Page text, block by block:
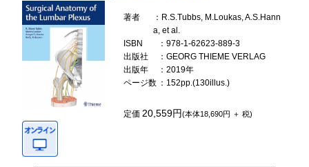
著者
：R.S.Tubbs, M.Loukas, A.S.Hann
a, et al.
ISBN
：978-1-62623-889-3
出版社
：GEORG THIEME VERLAG
出版年
：2019年
ページ数 ：152pp.(130illus.)
定価 20,559円(本体18,690円 ＋ 税)